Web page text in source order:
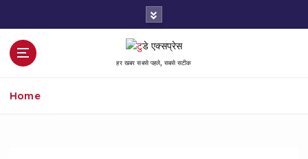
हर खबर सबसे पहले, सबसे सटीक
Home